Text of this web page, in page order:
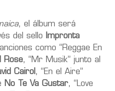
, el álbum será
del sello
Impronta
como “Reggae En
Rose, “Mr Musik” junto al
Cairol , “En el Aire”
No Te Va Gustar, “Love